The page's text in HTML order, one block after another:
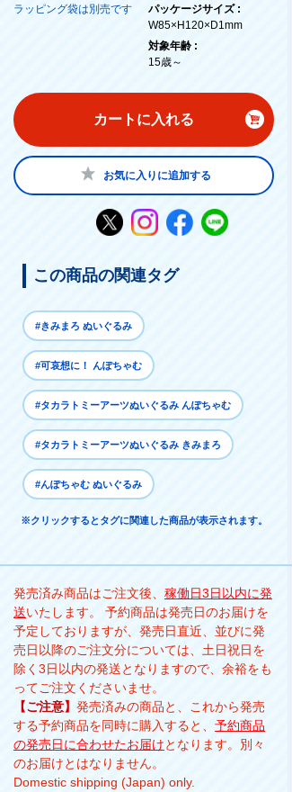
ラッピング袋は別売です
パッケージサイズ :
W85×H120×D1mm
対象年齢 :
15歳～
カートに入れる
お気に入りに追加する
この商品の関連タグ
#きみまろ ぬいぐるみ
#可哀想に！ んぽちゃむ
#タカラトミーアーツぬいぐるみ んぽちゃむ
#タカラトミーアーツぬいぐるみ きみまろ
#んぽちゃむ ぬいぐるみ
※クリックするとタグに関連した商品が表示されます。
発売済み商品はご注文後、 稼働日3日以内に発
送いたします。 予約商品は発売日のお届けを
予定しておりますが、発売日直近、並びに発
売日以降のご注文分については、土日祝日を
除く3日以内の発送となりますので、余裕をも
ってご注文くださいませ。
【ご注意】 発売済みの商品と、これから発売
する予約商品を同時に購入すると、 予約商品
の発売日に合わせたお届けとなります。別々
のお届けとはなりません。
Domestic shipping (Japan) only.